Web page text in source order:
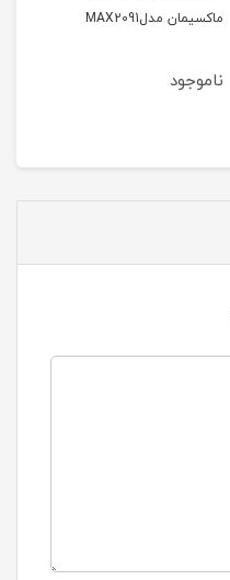
ماکسیمان مدلMAX2091
ناموجود